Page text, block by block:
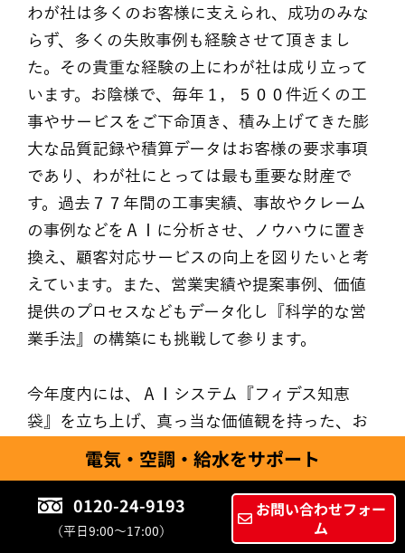
わが社は多くのお客様に支えられ、成功のみな
らず、多くの失敗事例も経験させて頂きまし
た。その貴重な経験の上にわが社は成り立って
います。お陰様で、毎年１，５００件近くの工
事やサービスをご下命頂き、積み上げてきた膨
大な品質記録や積算データはお客様の要求事項
であり、わが社にとっては最も重要な財産で
す。過去７７年間の工事実績、事故やクレーム
の事例などをＡＩに分析させ、ノウハウに置き
換え、顧客対応サービスの向上を図りたいと考
えています。また、営業実績や提案事例、価値
提供のプロセスなどもデータ化し『科学的な営
業手法』の構築にも挑戦して参ります。
今年度内には、ＡＩシステム『フィデス知恵
袋』を立ち上げ、真っ当な価値観を持った、お
客様のお役に立つ、ＡＩに育てていきたいと思
います。この“知恵袋”が、必ずや高品質でお役
に立てる提案を、ローコストでご提供できると
確信しております。育成にはもう暫く時間がか
電気・空調・給水をサポート
0120-24-9193
（平日9:00～17:00）
お問い合わせフォー
ム